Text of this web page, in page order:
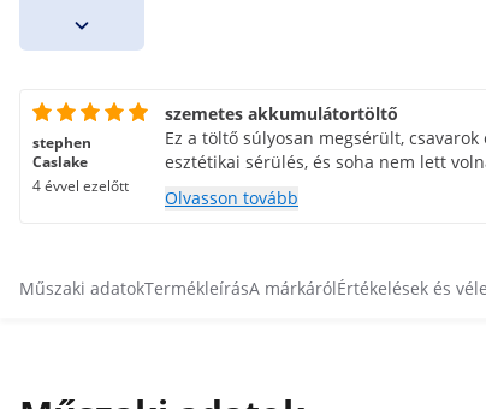
stephen
Caslake
4 évvel ezelőtt
szemetes akkumulátortöltő
Ez a töltő súlyosan megsérült,
esztétikai sérülés, és soha nem lett
Olvasson tovább
Műszaki adatokTermékleírásA márkárólÉrtékelések és